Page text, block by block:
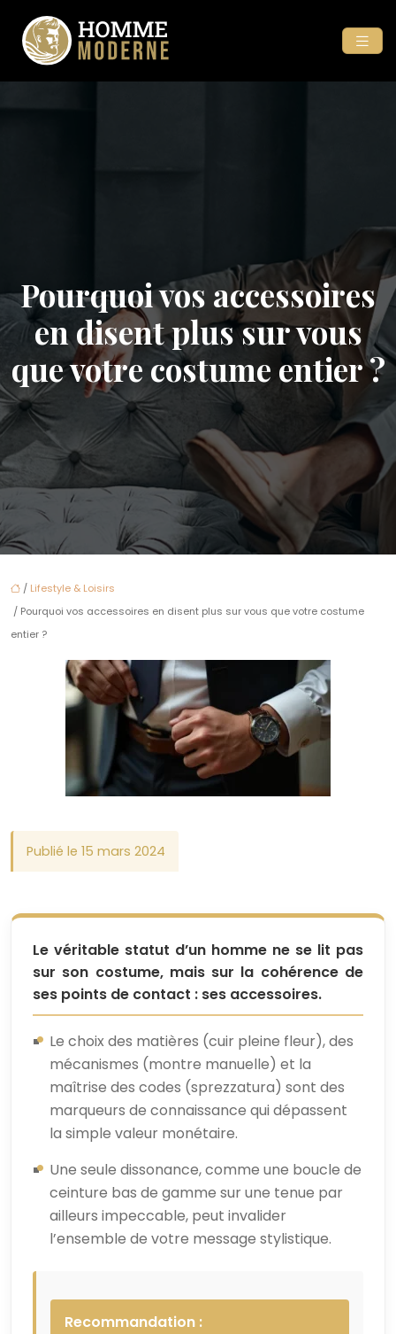
Pourquoi vos accessoires
en disent plus sur vous
que votre costume entier ?
/ Lifestyle & Loisirs
/ Pourquoi vos accessoires en disent plus sur vous que votre costume
entier ?
Publié le 15 mars 2024
Le véritable statut d’un homme ne se lit pas
sur son costume, mais sur la cohérence de
ses points de contact : ses accessoires.
Le choix des matières (cuir pleine fleur), des
mécanismes (montre manuelle) et la
maîtrise des codes (sprezzatura) sont des
marqueurs de connaissance qui dépassent
la simple valeur monétaire.
Une seule dissonance, comme une boucle de
ceinture bas de gamme sur une tenue par
ailleurs impeccable, peut invalider
l’ensemble de votre message stylistique.
Recommandation :